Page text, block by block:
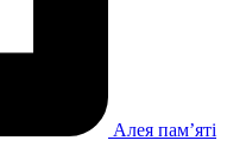
Алея памʼяті